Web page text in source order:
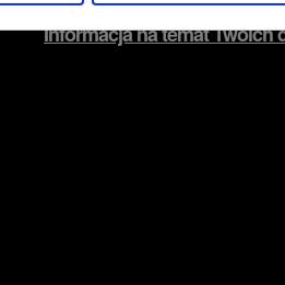
Informacja na temat Twoich